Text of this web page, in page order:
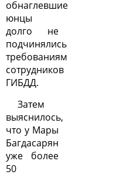
обнаглевшие
юнцы
долго не
подчинялись
требованиям
сотрудников
ГИБДД.
Затем
выяснилось,
что у Мары
Багдасарян
уже более
50